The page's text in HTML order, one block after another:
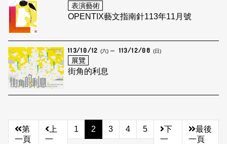
表演藝術
OPENTIX藝文指南針113年11月號
113/10/12 (六) 113/12/08 (日)
展覽
街角的利息
第
一頁
上
一
1 2 3 4 5
下
一
最後
一頁